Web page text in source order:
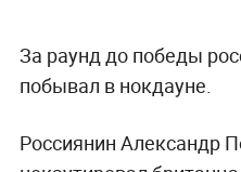
За раунд до победы
побывал в нокдауне.
Россиянин Александр